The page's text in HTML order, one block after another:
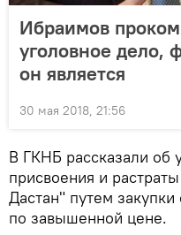
Ибраимов
уголовное дело,
он является
30 мая 2018, 21:56
В ГКНБ рассказали об
присвоения и
Дастан" путем
по завышенной цене.